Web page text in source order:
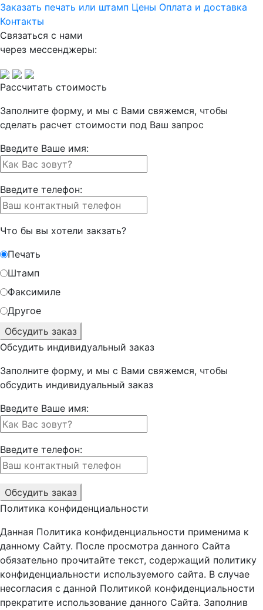
Заказать печать или штамп Цены Оплата и доставка
Контакты
Связаться с нами
через мессенджеры:
Рассчитать стоимость
Заполните форму, и мы с Вами свяжемся, чтобы
сделать расчет стоимости под Ваш запрос
Введите Ваше имя:
Введите телефон:
Что бы вы хотели закзать?
Печать
Штамп
Факсимиле
Другое
Обсудить индивидуальный заказ
Заполните форму, и мы с Вами свяжемся, чтобы
обсудить индивидуальный заказ
Введите Ваше имя:
Введите телефон:
Политика конфиденциальности
Данная Политика конфиденциальности применима к
данному Сайту. После просмотра данного Сайта
обязательно прочитайте текст, содержащий политику
конфиденциальности используемого сайта. В случае
несогласия с данной Политикой конфиденциальности
прекратите использование данного Сайта. Заполнив